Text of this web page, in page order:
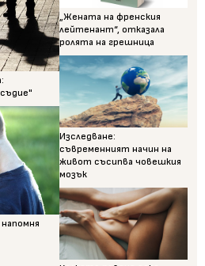
„Жената на френския
лейтенант“, отказала
ролята на грешница
Изследване:
съвременният начин на
живот съсипва човешкия
мозък